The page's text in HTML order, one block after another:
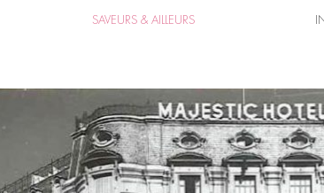
SAVEURS & AILLEURS